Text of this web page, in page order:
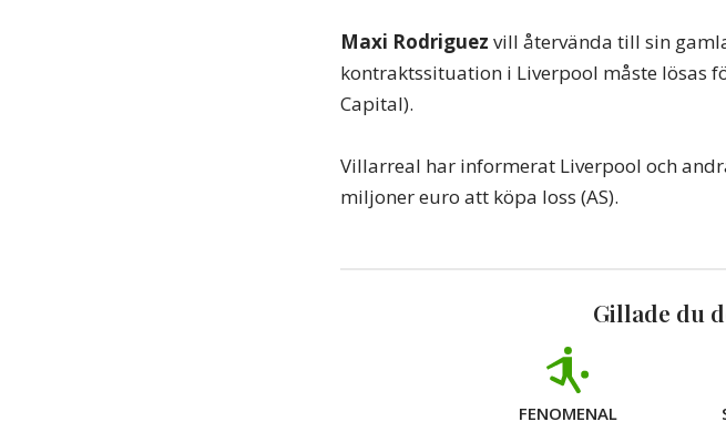
Maxi Rodriguez vill återvända till sin
kontraktssituation i Liverpool måste lösas
Capital).
Villarreal har informerat Liverpool och
miljoner euro att köpa loss (AS).
Gillade du
FENOMENAL